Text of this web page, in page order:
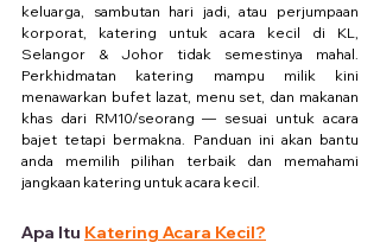
keluarga, sambutan hari jadi, atau perjumpaan
korporat, katering untuk acara kecil di KL,
Selangor & Johor tidak semestinya mahal.
Perkhidmatan katering mampu milik kini
menawarkan bufet lazat, menu set, dan makanan
khas dari RM10/seorang — sesuai untuk acara
bajet tetapi bermakna. Panduan ini akan bantu
anda memilih pilihan terbaik dan memahami
jangkaan katering untuk acara kecil.
Apa Itu Katering Acara Kecil?